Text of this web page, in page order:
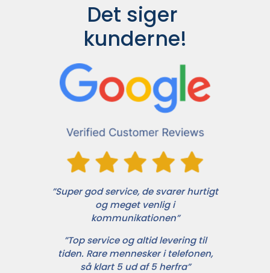
Det siger
kunderne!
”Super god service, de svarer hurtigt
og meget venlig i
kommunikationen”
”Top service og altid levering til
tiden. Rare mennesker i telefonen,
så klart 5 ud af 5 herfra”